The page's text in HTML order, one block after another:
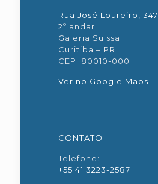
Rua José Loureiro, 347
2º andar
Galeria Suissa
Curitiba – PR
CEP: 80010-000
Ver no Google Maps
CONTATO
Telefone:
+55 41 3223-2587